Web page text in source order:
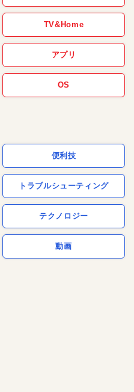
TV&Home
アプリ
OS
便利技
トラブルシューティング
テクノロジー
動画